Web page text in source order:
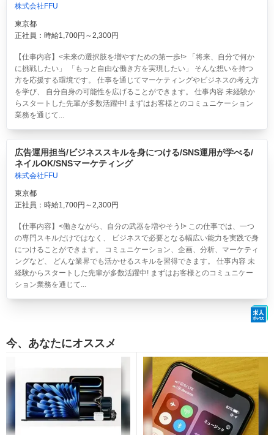
株式会社FFU
東京都
正社員：時給1,700円～2,300円
【仕事内容】<未来の選択肢を増やすための第一歩!> 「将来、自分で何か
に挑戦したい」 「もっと自由な働き方を実現したい」 そんな想いを持つ
方を応援する環境です。 仕事を通じてマーケティングやビジネスの考え方
を学び、 自分自身の可能性を広げることができます。 仕事内容 未経験か
らスタートした先輩が多数活躍中! まずはお客様とのコミュニケーション
業務を通じて...
広告運用担当/ビジネススキルを身につける/SNS運用が学べる/
ネイルOK/SNSマーケティング
株式会社FFU
東京都
正社員：時給1,700円～2,300円
【仕事内容】<働きながら、自分の武器を増やそう!> この仕事では、一つ
の専門スキルだけではなく、 ビジネスで必要となる幅広い能力を実践で身
につけることができます。 コミュニケーション、企画、分析、マーケティ
ングなど、 どんな業界でも活かせるスキルを習得できます。 仕事内容 未
経験からスタートした先輩が多数活躍中! まずはお客様とのコミュニケー
ション業務を通じて...
今、あなたにオススメ